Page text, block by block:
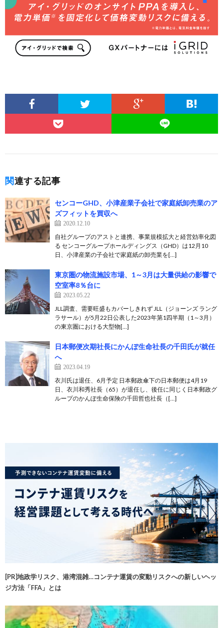
関連する記事
センコーGHD、小津産業子会社で家庭紙卸売業のア
ズフィットを買収へ
2020.12.10
自社グループのアストと連携、事業規模拡大と経営効率化図
る センコーグループホールディングス（GHD）は12月10
日、小津産業の子会社で家庭紙の卸売業を[…]
東京圏の物流施設市場、1～3月は大量供給の影響で
空室率8％台に
2023.05.22
JLL調査、需要旺盛もカバーしきれず JLL（ジョーンズ ラング
ラサール）が5月22日公表した2023年第1四半期（1～3月）
の東京圏における大型物[…]
日本郵便次期社長にかんぽ生命社長の千田氏が就任
へ
2023.04.19
衣川氏は退任、6月予定 日本郵政傘下の日本郵便は4月19
日、衣川和秀社長（65）が退任し、後任に同じく日本郵政グ
ループのかんぽ生命保険の千田哲也社長（[…]
[PR]地政学リスク、港湾混雑…コンテナ運賃の変動リスクへの新しいヘッ
ジ方法「FFA」とは